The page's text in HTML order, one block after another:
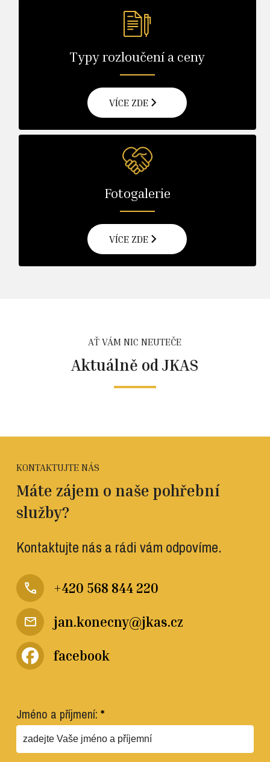
Typy rozloučení a ceny
VÍCE ZDE
Fotogalerie
VÍCE ZDE
AŤ VÁM NIC NEUTEČE
Aktuálně od JKAS
KONTAKTUJTE NÁS
Máte zájem o naše pohřební
služby?
Kontaktujte nás a rádi vám odpovíme.
+420 568 844 220
jan.konecny@jkas.cz
facebook
Jméno a příjmení: *